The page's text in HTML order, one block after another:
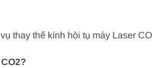
thay thế kính hội tụ máy Laser